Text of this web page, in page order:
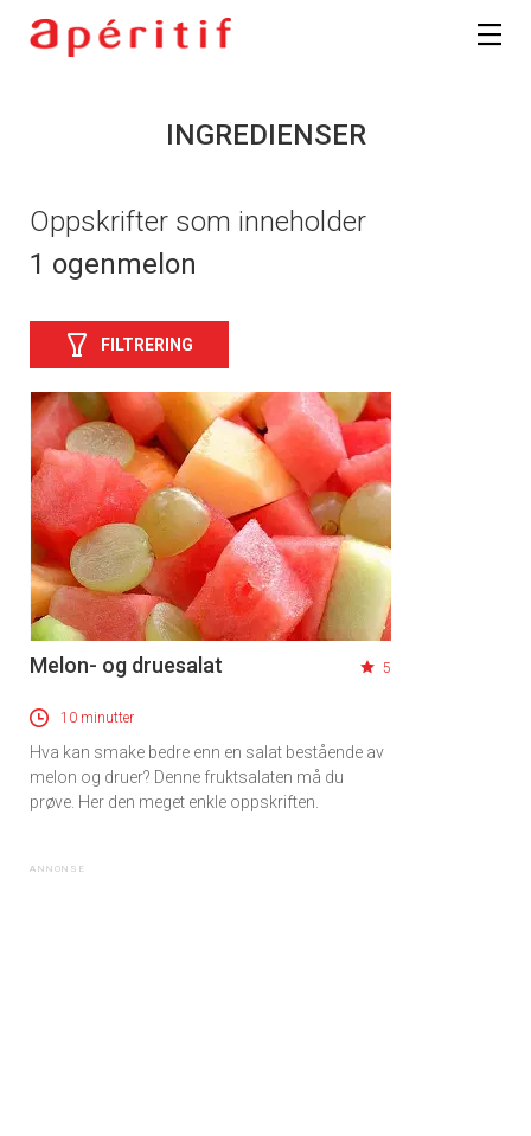
INGREDIENSER
Oppskrifter som inneholder
1 ogenmelon
FILTRERING
Melon- og druesalat 5
10 minutter
Hva kan smake bedre enn en salat bestående av
melon og druer? Denne fruktsalaten må du
prøve. Her den meget enkle oppskriften.